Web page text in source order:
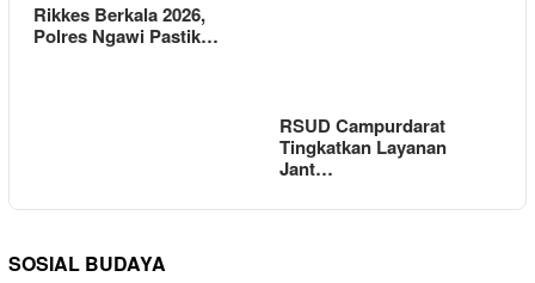
Rikkes Berkala 2026,
Polres Ngawi Pastik…
RSUD Campurdarat
Tingkatkan Layanan
Jant…
SOSIAL BUDAYA